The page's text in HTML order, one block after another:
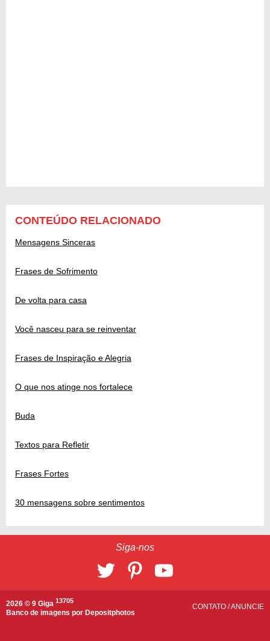
CONTEÚDO RELACIONADO
Mensagens Sinceras
Frases de Sofrimento
De volta para casa
Você nasceu para se reinventar
Frases de Inspiração e Alegria
O que nos atinge nos fortalece
Buda
Textos para Refletir
Frases Fortes
30 mensagens sobre sentimentos
Siga-nos
2026 © 9 Giga 13705
Banco de imagens por Depositphotos
CONTATO /ANUNCIE